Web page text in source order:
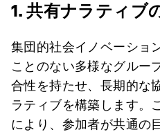
1. 共有ナラティブ
集団的社会イノベーショ
ことのない多様なグルー
合性を持たせ、長期的な
ラティブを構築します。
により、参加者が共通の